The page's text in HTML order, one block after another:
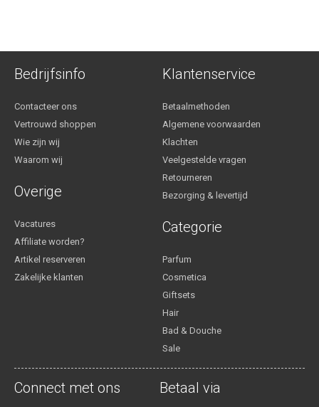
Bedrijfsinfo
Contacteer ons
Vertrouwd shoppen
Wie zijn wij
Waarom wij
Klantenservice
Betaalmethoden
Algemene voorwaarden
Klachten
Veelgestelde vragen
Retourneren
Bezorging & levertijd
Overige
Vacatures
Affiliate worden?
Artikel reserveren
Zakelijke klanten
Categorie
Parfum
Cosmetica
Giftsets
Hair
Bad & Douche
Sale
Connect met ons Betaal via